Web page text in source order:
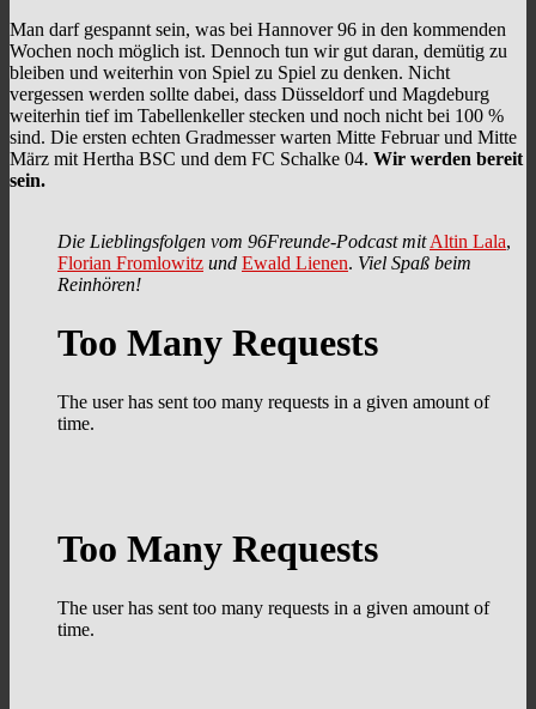
Man darf gespannt sein, was bei Hannover 96 in den kommenden
Wochen noch möglich ist. Dennoch tun wir gut daran, demütig zu
bleiben und weiterhin von Spiel zu Spiel zu denken. Nicht
vergessen werden sollte dabei, dass Düsseldorf und Magdeburg
weiterhin tief im Tabellenkeller stecken und noch nicht bei 100 %
sind. Die ersten echten Gradmesser warten Mitte Februar und Mitte
März mit Hertha BSC und dem FC Schalke 04. Wir werden bereit
sein.
Die Lieblingsfolgen vom 96Freunde-Podcast mit Altin Lala,
Florian Fromlowitz und Ewald Lienen. Viel Spaß beim
Reinhören!